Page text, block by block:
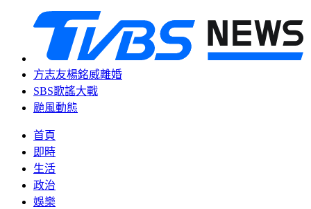
方志友楊銘威離婚
SBS歌謠大戰
颱風動態
首頁
即時
生活
政治
娛樂